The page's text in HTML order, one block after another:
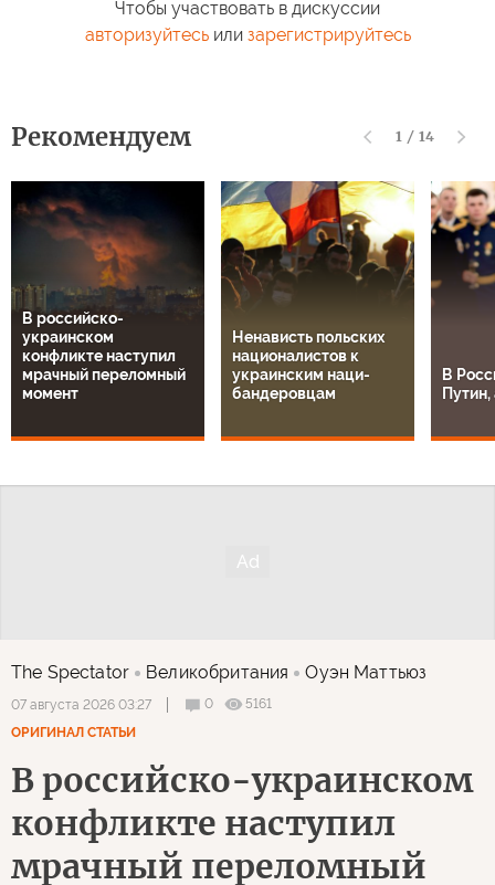
Чтобы участвовать в дискуссии
авторизуйтесьили зарегистрируйтесь
Рекомендуем 1 / 14
В российско-
украинском
конфликте наступил
мрачный переломный
момент
Ненависть польских
националистов к
украинским наци-
бандеровцам
В
The Spectator Великобритания Оуэн Маттьюз
07 августа 2026 03:27 0
5161
ОРИГИНАЛ СТАТЬИ
В российско-украинском
конфликте наступил
мрачный переломный